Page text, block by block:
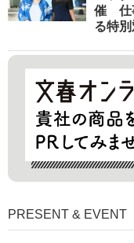
催 仕
る特
PRESENT & EVENT